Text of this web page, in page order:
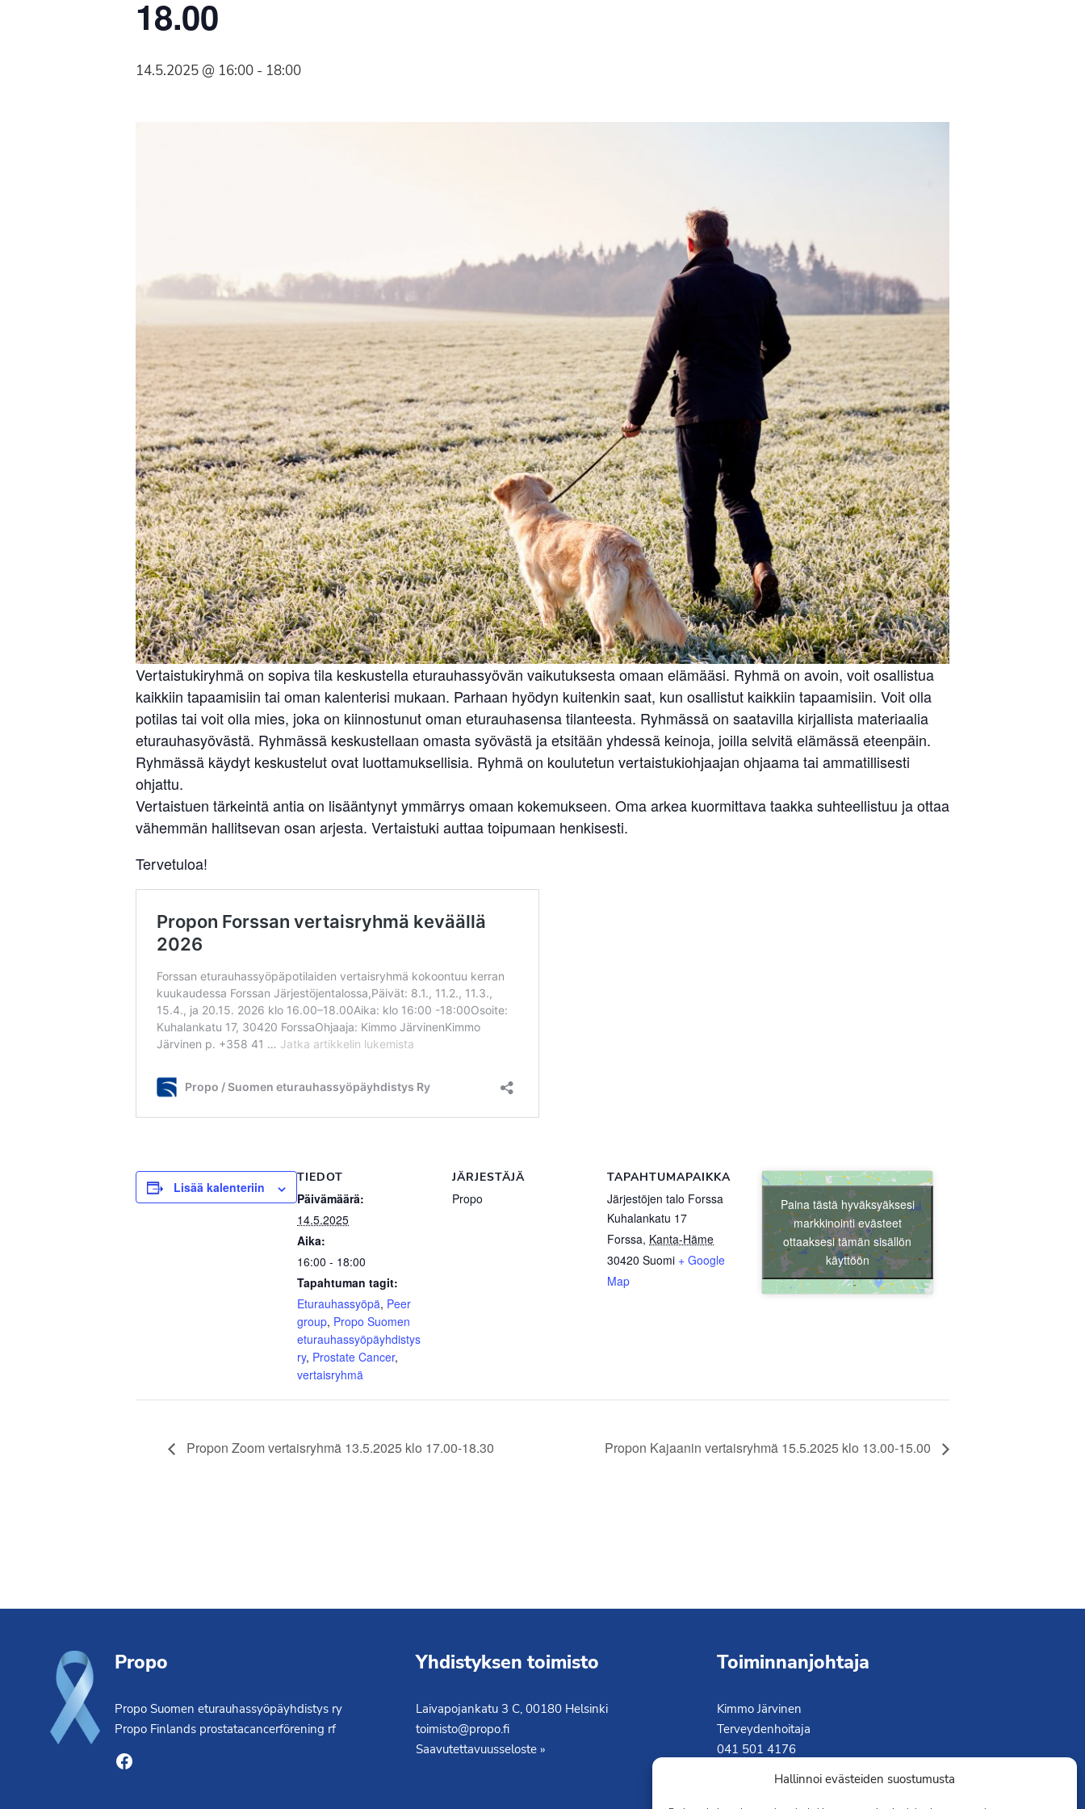
Hallinnoi evästeiden suostumusta
Syöpäyhdistyksen18.00
14.5.2025 @ 16:00 - 18:00
Vertaistukiryhmä on sopiva tila keskustella eturauhassyövän vaikutuksesta omaan elämääsi. Ryhmä on avoin, voit osallistua
kaikkiin tapaamisiin tai oman kalenterisi mukaan. Parhaan hyödyn kuitenkin saat, kun osallistut kaikkiin tapaamisiin. Voit olla
potilas tai voit olla mies, joka on kiinnostunut oman eturauhasensa tilanteesta. Ryhmässä on saatavilla kirjallista materiaalia
eturauhasyövästä. Ryhmässä keskustellaan omasta syövästä ja etsitään yhdessä keinoja, joilla selvitä elämässä eteenpäin.
Ryhmässä käydyt keskustelut ovat luottamuksellisia. Ryhmä on koulutetun vertaistukiohjaajan ohjaama tai ammatillisesti
ohjattu.
Vertaistuen tärkeintä antia on lisääntynyt ymmärrys omaan kokemukseen. Oma arkea kuormittava taakka suhteellistuu ja ottaa
vähemmän hallitsevan osan arjesta. Vertaistuki auttaa toipumaan henkisesti.
Tervetuloa!
Lisää kalenteriin
TIEDOT
Päivämäärä:
14.5.2025
Aika:
16:00 - 18:00
Tapahtuman tagit:
Eturauhassyöpä, Peer
group, Propo Suomen
eturauhassyöpäyhdistys
ry, Prostate Cancer,
vertaisryhmä
JÄRJESTÄJÄ
Propo
TAPAHTUMAPAIKKA
Järjestöjen talo Forssa
Kuhalankatu 17
Forssa, Kanta-Häme
30420 Suomi + Google
Map
Paina tästä hyväksyäksesi
markkinointi evästeet
ottaaksesi tämän sisällön
käyttöön
Propon Zoom vertaisryhmä 13.5.2025 klo 17.00-18.30 Propon Kajaanin vertaisryhmä 15.5.2025 klo 13.00-15.00
Propo
Propo Suomen eturauhassyöpäyhdistys ry
Propo Finlands prostatacancerförening rf
Facebook
Yhdistyksen toimisto
Laivapojankatu 3 C, 00180 Helsinki
toimisto@propo.fi
Saavutettavuusseloste »
Toiminnanjohtaja
Kimmo Järvinen
Terveydenhoitaja
041 501 4176